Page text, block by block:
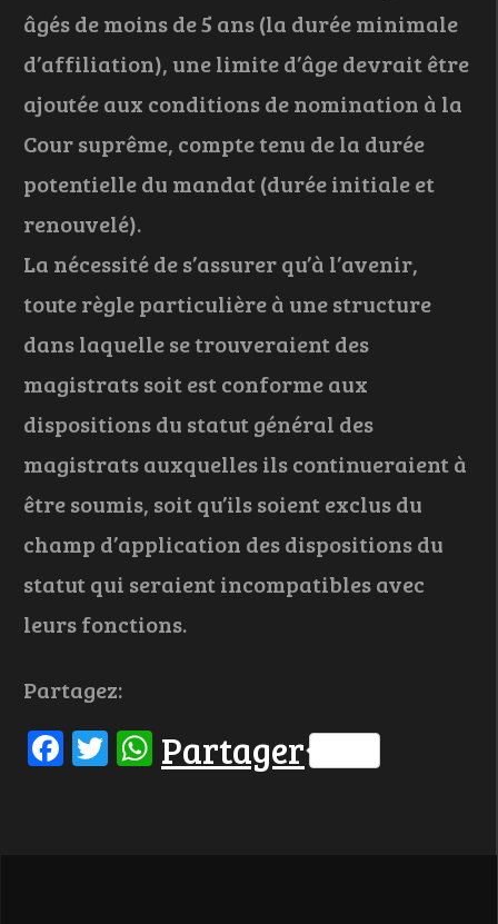
âgés de moins de 5 ans (la durée minimale
d’affiliation), une limite d’âge devrait être
ajoutée aux conditions de nomination à la
Cour suprême, compte tenu de la durée
potentielle du mandat (durée initiale et
renouvelé).
La nécessité de s’assurer qu’à l’avenir,
toute règle particulière à une structure
dans laquelle se trouveraient des
magistrats soit est conforme aux
dispositions du statut général des
magistrats auxquelles ils continueraient à
être soumis, soit qu’ils soient exclus du
champ d’application des dispositions du
statut qui seraient incompatibles avec
leurs fonctions.
Partagez:
Facebook
Twitter
WhatsApp
Partager